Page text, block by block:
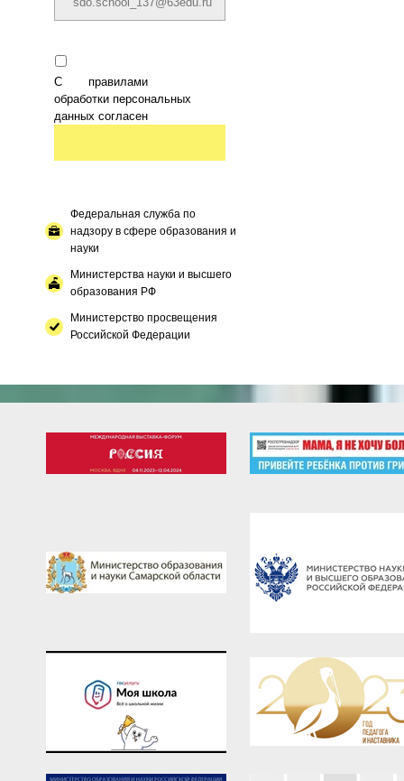
С
правилами
обработки персональных
данных согласен
Федеральная служба по
надзору в сфере образования и
науки
Министерства науки и высшего
образования РФ
Министерство просвещения
Российской Федерации